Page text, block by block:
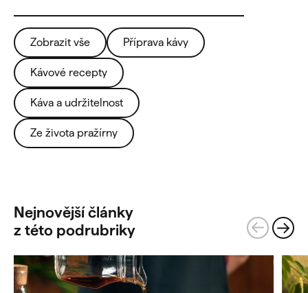
Zobrazit vše Příprava kávy
Kávové recepty
Káva a udržitelnost
Ze života pražírny
Nejnovější články
z této podrubriky